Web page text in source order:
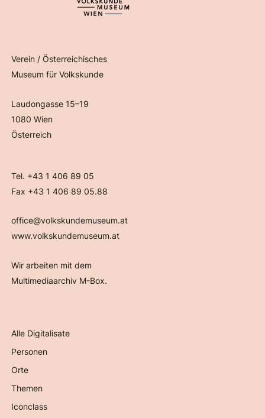
Verein / Österreichisches
Museum für Volkskunde
Laudongasse 15–19
1080 Wien
Österreich
Tel. +43 1 406 89 05
Fax +43 1 406 89 05.88
office@volkskundemuseum.at
www.volkskundemuseum.at
Wir arbeiten mit dem
Multimediaarchiv M-Box.
Alle Digitalisate
Personen
Orte
Themen
Iconclass